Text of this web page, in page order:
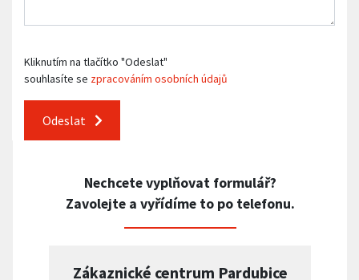
Kliknutím na tlačítko "Odeslat"
souhlasíte se zpracováním osobních údajů
Odeslat
Nechcete vyplňovat formulář?
Zavolejte a vyřídíme to po telefonu.
Zákaznické centrum Pardubice